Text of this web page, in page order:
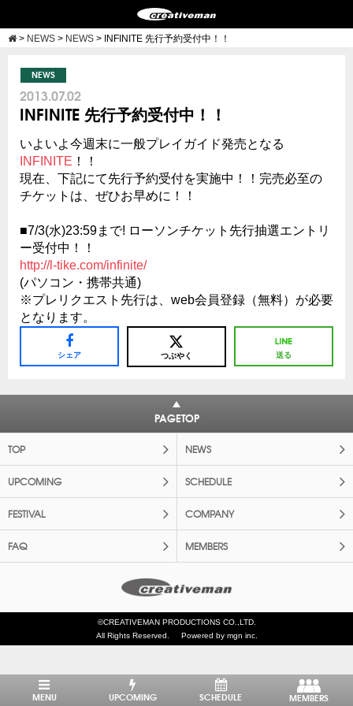
> NEWS > NEWS > INFINITE 先行予約受付中！！
NEWS
2013.07.02
INFINITE 先行予約受付中！！
いよいよ今週末に一般プレイガイド発売となる
INFINITE ！！
現在、下記にて先行予約受付を実施中！！完売必至の
チケットは、ぜひお早めに！！
■7/3(水)23:59まで! ローソンチケット先行抽選エントリ
ー受付中！！
http://l-tike.com/infinite/
(パソコン・携帯共通)
※プレリクエスト先行は、web会員登録（無料）が必要
となります。
シェア つぶやく 送る
PAGETOP
TOP NEWS
UPCOMING SCHEDULE
FESTIVAL COMPANY
FAQ MEMBERS
©CREATIVEMAN PRODUCTIONS CO.,LTD.
All Rights Reserved.
Powered by mgn inc.
MENU UPCOMING SCHEDULE MEMBERS